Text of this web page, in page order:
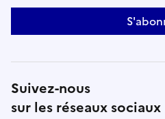
Suivez-nous
sur les réseaux sociaux